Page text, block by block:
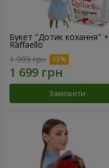
Букет "Дотик кохання" +
Raffaello
1 999 грн
Замовити